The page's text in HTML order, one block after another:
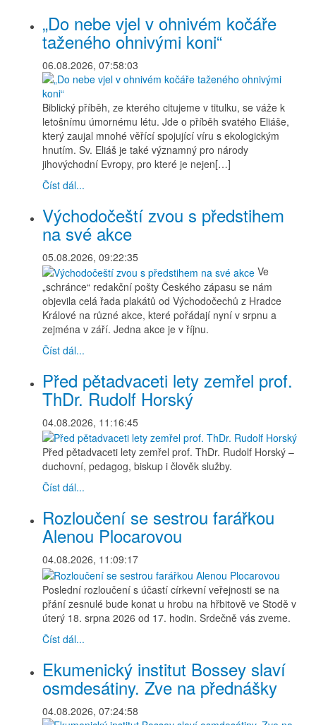
„Do nebe vjel v ohnivém kočáře
taženého ohnivými koni“
06.08.2026, 07:58:03
Biblický příběh, ze kterého citujeme v titulku, se váže k
letošnímu úmornému létu. Jde o příběh svatého Eliáše,
který zaujal mnohé věřící spojující víru s ekologickým
hnutím. Sv. Eliáš je také významný pro národy
jihovýchodní Evropy, pro které je nejen[…]
Číst dál...
Východočeští zvou s předstihem
na své akce
05.08.2026, 09:22:35
Ve
„schránce“ redakční pošty Českého zápasu se nám
objevila celá řada plakátů od Východočechů z Hradce
Králové na různé akce, které pořádají nyní v srpnu a
zejména v září. Jedna akce je v říjnu.
Číst dál...
Před pětadvaceti lety zemřel prof.
ThDr. Rudolf Horský
04.08.2026, 11:16:45
Před pětadvaceti lety zemřel prof. ThDr. Rudolf Horský –
duchovní, pedagog, biskup i člověk služby.
Číst dál...
Rozloučení se sestrou farářkou
Alenou Plocarovou
04.08.2026, 11:09:17
Poslední rozloučení s účastí církevní veřejnosti se na
přání zesnulé bude konat u hrobu na hřbitově ve Stodě v
úterý 18. srpna 2026 od 17. hodin. Srdečně vás zveme.
Číst dál...
Ekumenický institut Bossey slaví
osmdesátiny. Zve na přednášky
04.08.2026, 07:24:58